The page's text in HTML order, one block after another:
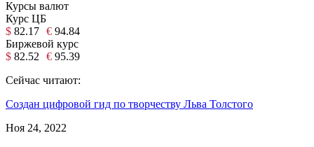
Курсы валют
Курс ЦБ
$ 82.17 € 94.84
Биржевой курс
$ 82.52 € 95.39
Сейчас читают:
Создан цифровой гид по творчеству Льва Толстого
Ноя 24, 2022